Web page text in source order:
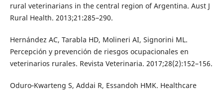
rural veterinarians in the central region of Argentina. Aust J
Rural Health. 2013;21:285–290.
Hernández AC, Tarabla HD, Molineri AI, Signorini ML.
Percepción y prevención de riesgos ocupacionales en
veterinarios rurales. Revista Veterinaria. 2017;28(2):152–156.
Oduro‑Kwarteng S, Addai R, Essandoh HMK. Healthcare